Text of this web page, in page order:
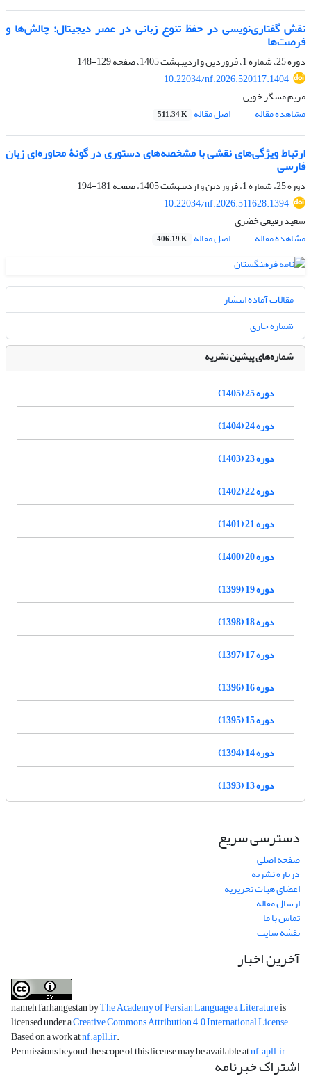
نقش گفتاری‌نویسی در حفظ تنوع زبانی در عصر دیجیتال: چالش‌ها و
فرصت‌ها
دوره 25، شماره 1، فروردین و اردیبهشت 1405، صفحه
129-148
10.22034/nf.2026.520117.1404
مریم مسگر خویی
مشاهده مقاله
اصل مقاله 511.34 K
ارتباط ویژگی‌های نقشی با مشخصه‌های دستوریدر گونۀ محاوره‌ای زبان
فارسی
دوره 25، شماره 1، فروردین و اردیبهشت 1405، صفحه
181-194
10.22034/nf.2026.511628.1394
سعید رفیعی خضری
مشاهده مقاله
اصل مقاله 406.19 K
مقالات آماده انتشار
شماره جاری
شماره‌های پیشین نشریه
دوره 25 (1405)
دوره 24 (1404)
دوره 23 (1403)
دوره 22 (1402)
دوره 21 (1401)
دوره 20 (1400)
دوره 19 (1399)
دوره 18 (1398)
دوره 17 (1397)
دوره 16 (1396)
دوره 15 (1395)
دوره 14 (1394)
دوره 13 (1393)
دسترسی سریع
صفحه اصلی
درباره نشریه
اعضای هیات تحریریه
ارسال مقاله
تماس با ما
نقشه سایت
آخرین اخبار
nameh farhangestan byThe Academy of Persian Language & Literatureis
licensed under aCreative Commons Attribution 4.0 International License.
Based on a work atnf.apll.ir.
Permissions beyond the scope of this license may be available atnf.apll.ir.
اشتراک خبرنامه